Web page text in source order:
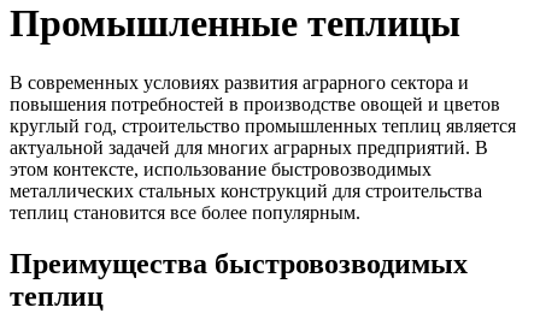
Промышленные теплицы
В современных условиях развития аграрного сектора и
повышения потребностей в производстве овощей и цветов
круглый год, строительство промышленных теплиц является
актуальной задачей для многих аграрных предприятий. В
этом контексте, использование быстровозводимых
металлических стальных конструкций для строительства
теплиц становится все более популярным.
Преимущества быстровозводимых
теплиц